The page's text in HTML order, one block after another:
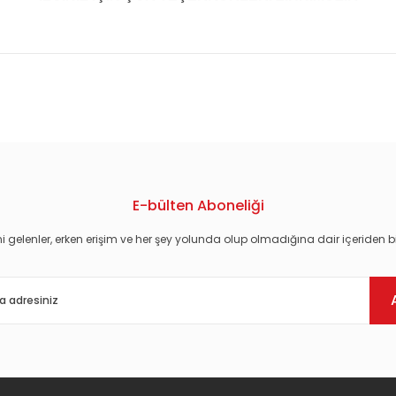
E-bülten Aboneliği
gelenler, erken erişim ve her şey yolunda olup olmadığına dair içeriden